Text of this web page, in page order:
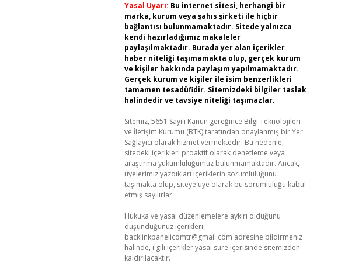
Yasal Uyarı: Bu internet sitesi, herhangi bir
marka, kurum veya şahıs şirketi ile hiçbir
bağlantısı bulunmamaktadır. Sitede yalnızca
kendi hazırladığımız makaleler
paylaşılmaktadır. Burada yer alan içerikler
haber niteliği taşımamakta olup, gerçek kurum
ve kişiler hakkında paylaşım yapılmamaktadır.
Gerçek kurum ve kişiler ile isim benzerlikleri
tamamen tesadüfidir. Sitemizdeki bilgiler taslak
halindedir ve tavsiye niteliği taşımazlar.
Sitemiz, 5651 Sayılı Kanun gereğince Bilgi Teknolojileri
ve İletişim Kurumu (BTK) tarafından onaylanmış bir Yer
Sağlayıcı olarak hizmet vermektedir. Bu nedenle,
sitedeki içerikleri proaktif olarak denetleme veya
araştırma yükümlülüğümüz bulunmamaktadır. Ancak,
üyelerimiz yazdıkları içeriklerin sorumluluğunu
taşımakta olup, siteye üye olarak bu sorumluluğu kabul
etmiş sayılırlar.
Hukuka ve yasal düzenlemelere aykırı olduğunu
düşündüğünüz içerikleri,
backlinkpanelicomtr@gmail.com adresine bildirmeniz
halinde, ilgili içerikler yasal süre içerisinde sitemizden
kaldırılacaktır.